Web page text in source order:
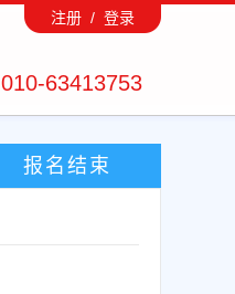
010-63413753
注册 / 登录
报名结束